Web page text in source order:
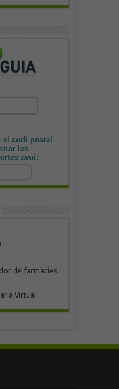
codi postal
les
avui:
de farmàcies i
Virtual